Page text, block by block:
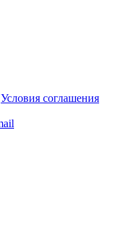
Условия соглашения